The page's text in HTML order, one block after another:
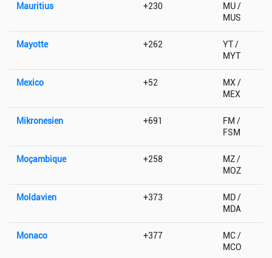
Mauritius +230
MU /
MUS
Mayotte +262
YT /
MYT
Mexico +52
MX /
MEX
Mikronesien +691
FM /
FSM
Moçambique +258
MZ /
MOZ
Moldavien +373
MD /
MDA
Monaco +377
MC /
MCO